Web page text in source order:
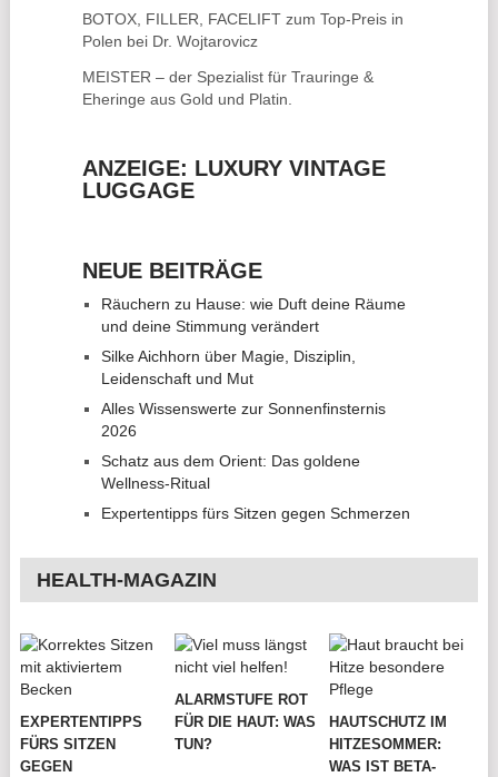
BOTOX, FILLER, FACELIFTzum Top-Preis in
Polen bei Dr. Wojtarovicz
MEISTER – der Spezialist für Trauringe &
Eheringe aus Gold und Platin.
ANZEIGE: LUXURY VINTAGE
LUGGAGE
NEUE BEITRÄGE
Räuchern zu Hause: wie Duft deine Räume
und deine Stimmung verändert
Silke Aichhorn über Magie, Disziplin,
Leidenschaft und Mut
Alles Wissenswerte zur Sonnenfinsternis
2026
Schatz aus dem Orient: Das goldene
Wellness-Ritual
Expertentipps fürs Sitzen gegen Schmerzen
HEALTH-MAGAZIN
EXPERTENTIPPS
FÜRS SITZEN
GEGEN
ALARMSTUFE ROT
FÜR DIE HAUT: WAS
TUN?
HAUTSCHUTZ IM
HITZESOMMER:
WAS IST BETA-